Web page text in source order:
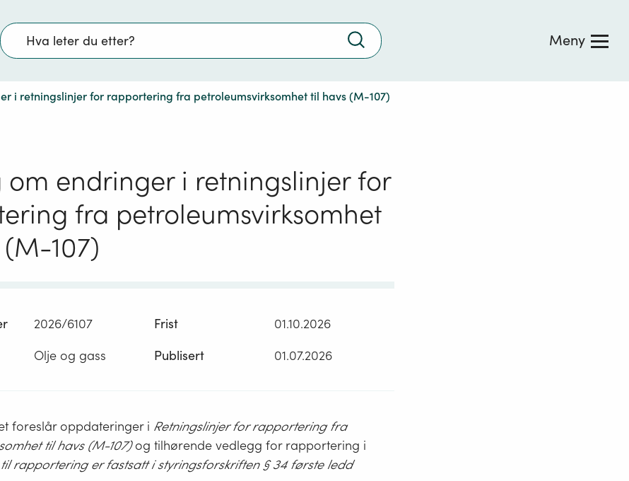
Søk
Trykk
søke
Meny
i retningslinjer for rapportering fra petroleumsvirksomhet til havs (M-107)
om endringer i retningslinjer for
fra petroleumsvirksomhet
107)
2026/6107 Frist
01.10.2026
Olje og gass Publisert 01.07.2026
foreslår oppdateringer i Retningslinjer for rapportering fra
til havs (M-107)og tilhørende vedlegg for rapportering i
rapportering er fastsatt i styringsforskriften § 34 første ledd